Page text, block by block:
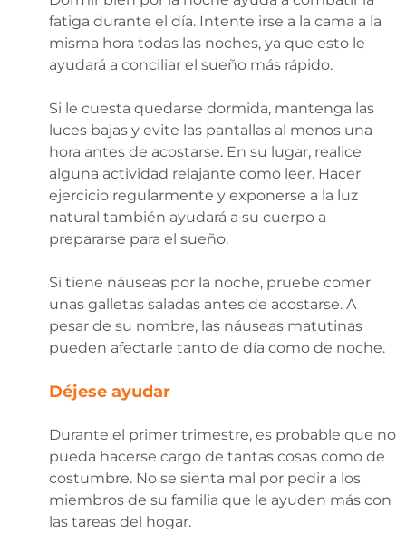
fatiga durante el día. Intente irse a la cama a la
misma hora todas las noches, ya que esto le
ayudará a conciliar el sueño más rápido.
Si le cuesta quedarse dormida, mantenga las
luces bajas y evite las pantallas al menos una
hora antes de acostarse. En su lugar, realice
alguna actividad relajante como leer. Hacer
ejercicio regularmente y exponerse a la luz
natural también ayudará a su cuerpo a
prepararse para el sueño.
Si tiene náuseas por la noche, pruebe comer
unas galletas saladas antes de acostarse. A
pesar de su nombre, las náuseas matutinas
pueden afectarle tanto de día como de noche.
Déjese ayudar
Durante el primer trimestre, es probable que no
pueda hacerse cargo de tantas cosas como de
costumbre. No se sienta mal por pedir a los
miembros de su familia que le ayuden más con
las tareas del hogar.